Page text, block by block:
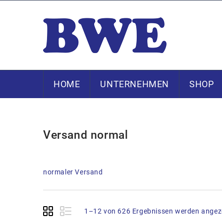
HOME UNTERNEHMEN SHOP
Versand normal
normaler Versand
1–12 von 626 Ergebnissen werden